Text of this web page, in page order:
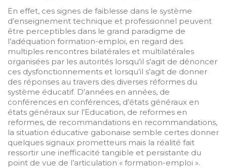
En effet, ces signes de faiblesse dans le système
d’enseignement technique et professionnel peuvent
être perceptibles dans le grand paradigme de
l’adéquation formation-emploi, en regard des
multiples rencontres bilatérales et multilatérales
organisées par les autorités lorsqu’il s’agit de dénoncer
ces dysfonctionnements et lorsqu’il s’agit de donner
des réponses au travers des diverses réformes du
système éducatif. D’années en années, de
conférences en conférences, d’états généraux en
états généraux sur l’Education, de reformes en
reformes, de recommandations en recommandations,
la situation éducative gabonaise semble certes donner
quelques signaux prometteurs mais la réalité fait
ressortir une inefficacité tangible et persistante du
point de vue de l’articulation « formation-emploi ».